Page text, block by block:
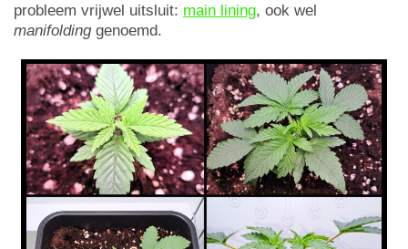
probleem vrijwel uitsluit: main lining, ook wel
manifoldinggenoemd.